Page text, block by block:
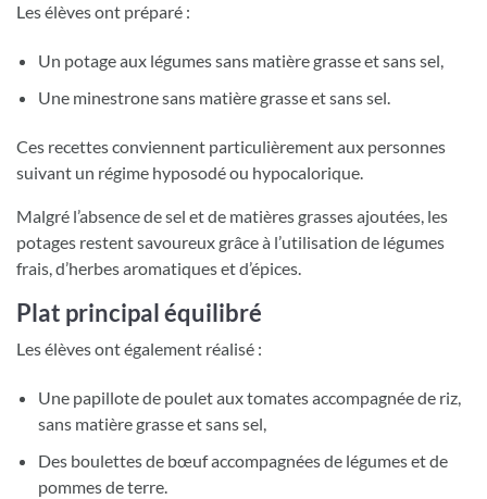
Les élèves ont préparé :
Un potage aux légumes sans matière grasse et sans sel,
Une minestrone sans matière grasse et sans sel.
Ces recettes conviennent particulièrement aux personnes
suivant un régime hyposodé ou hypocalorique.
Malgré l’absence de sel et de matières grasses ajoutées, les
potages restent savoureux grâce à l’utilisation de légumes
frais, d’herbes aromatiques et d’épices.
Plat principal équilibré
Les élèves ont également réalisé :
Une papillote de poulet aux tomates accompagnée de riz,
sans matière grasse et sans sel,
Des boulettes de bœuf accompagnées de légumes et de
pommes de terre.